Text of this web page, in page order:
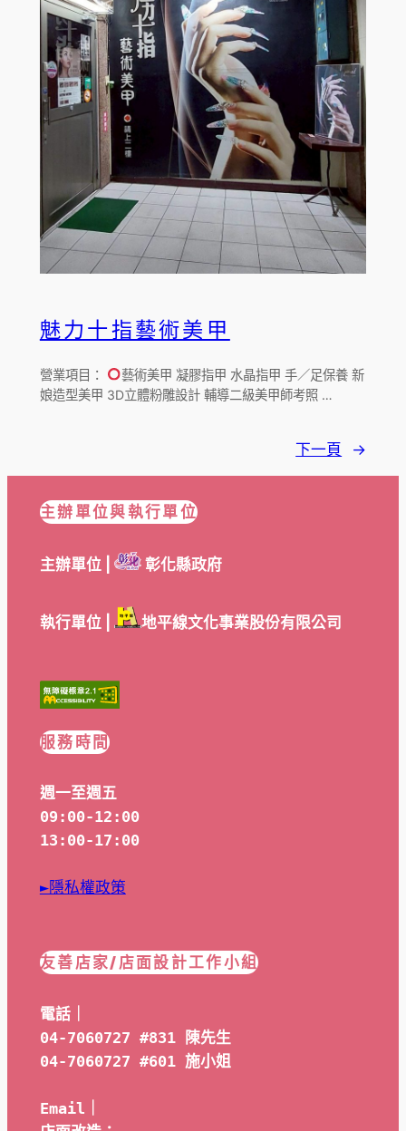
魅力十指藝術美甲
營業項目：
藝術美甲 凝膠指甲 水晶指甲 手／足保養 新
娘造型美甲 3D立體粉雕設計 輔導二級美甲師考照 …
下一頁 →
主辦單位與執行單位
主辦單位 | 彰化縣政府
執行單位 | 地平線文化事業股份有限公司
服務時間
週一至週五
09:00-12:00
13:00-17:00
►隱私權政策
友善店家/店面設計工作小組
電話｜
04-7060727 #831 陳先生
04-7060727 #601 施小姐
Email｜